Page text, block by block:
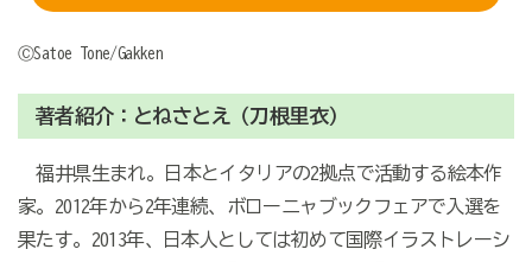
ⒸSatoe Tone/Gakken
著者紹介：とねさとえ（刀根里衣）
福井県生まれ。日本とイタリアの2拠点で活動する絵本作
家。2012年から2年連続、ボローニャブックフェアで入選を
果たす。2013年、日本人としては初めて国際イラストレーシ